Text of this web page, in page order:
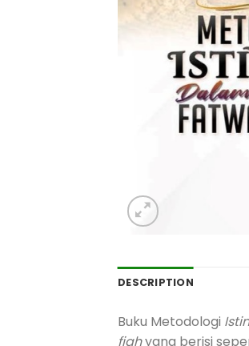
DESCRIPTION
Buku Metodologi
fiqhyang berisi